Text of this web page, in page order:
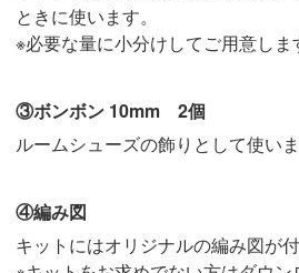
ときに使います。
※必要な量に小分けしてご用意しま
③ボンボン 10mm 2個
ルームシューズの飾りとして使いま
④編み図
キットにはオリジナルの編み図が付